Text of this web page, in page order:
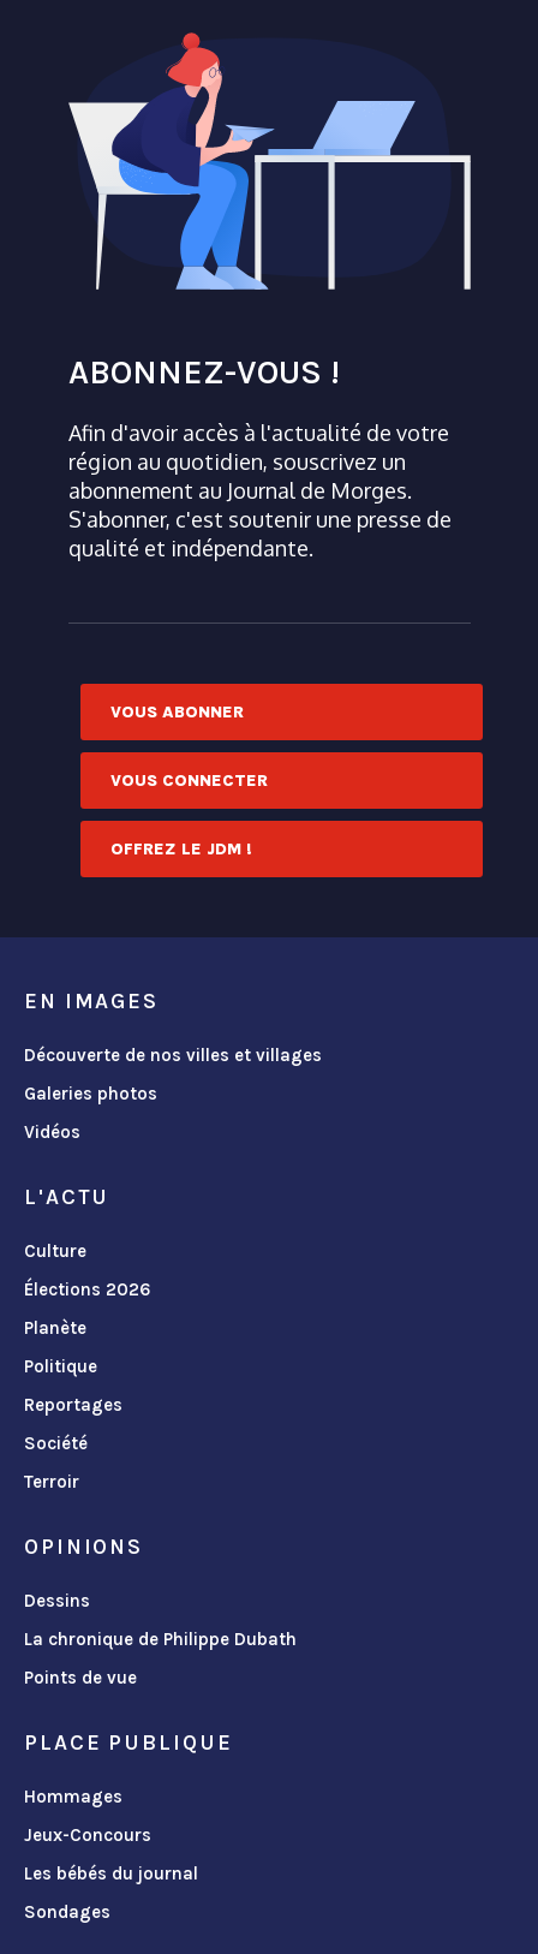
ABONNEZ-VOUS !
Afin d'avoir accès à l'actualité de votre
région au quotidien, souscrivez un
abonnement au Journal de Morges.
S'abonner, c'est soutenir une presse de
qualité et indépendante.
VOUS ABONNER
VOUS CONNECTER
OFFREZ LE JDM !
EN IMAGES
Découverte de nos villes et villages
Galeries photos
Vidéos
L'ACTU
Culture
Élections 2026
Planète
Politique
Reportages
Société
Terroir
OPINIONS
Dessins
La chronique de Philippe Dubath
Points de vue
PLACE PUBLIQUE
Hommages
Jeux-Concours
Les bébés du journal
Sondages